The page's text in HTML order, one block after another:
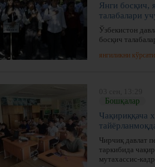
Янги босқич,
талабалари
Ўзбекистон
босқич
янгиликни
Бошқалар
Чақириққача
Чирчиқ давлат
таркибида
мутахассис-